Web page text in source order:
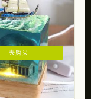
去购买